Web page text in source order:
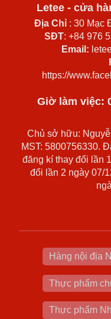
Letee - cửa
Địa Chỉ: 30 Mạc
SĐT: +84 976
Email:
https://
Giờ làm việc:
Chủ sở hữu:
MST: 5800756330.
đăng kí thay đổi lần
đổi lần 2 ngày 07/
Hàng nội địa
Thực phẩm
Thực phẩm